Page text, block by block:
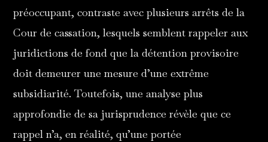
préoccupant, contraste avec plusieurs arrêts de la
Cour de cassation, lesquels semblent rappeler aux
juridictions de fond que la détention provisoire
doit demeurer une mesure d’une extrême
subsidiarité. Toutefois, une analyse plus
approfondie de sa jurisprudence révèle que ce
rappel n’a, en réalité, qu’une portée